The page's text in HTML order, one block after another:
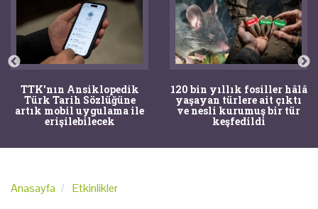
TTK'nın Ansiklopedik
Türk Tarih Sözlüğüne
artık mobil uygulama ile
erişilebilecek
120 bin yıllık fosiller hâlâ
yaşayan türlere ait çıktı
ve nesli kurumuş bir tür
keşfedildi
Anasayfa Etkinlikler